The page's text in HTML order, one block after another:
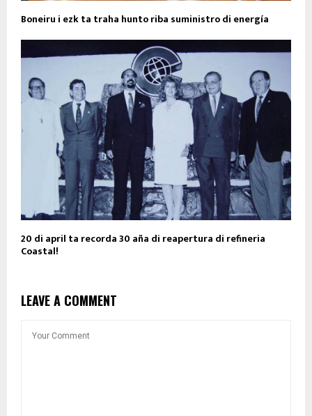
Boneiru i ezk ta traha hunto riba suministro di energía
20 di april ta recorda 30 aña di reapertura di refineria
Coastal!
LEAVE A COMMENT